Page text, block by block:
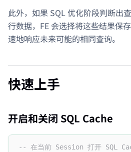
此外，如果 SQL 优化阶段判断出
行数据，FE 会选择将这些结果保
速地响应未来可能的相同查询。
快速上手
开启和关闭 SQL Cache
-- 在当前 Session 打开 SQL